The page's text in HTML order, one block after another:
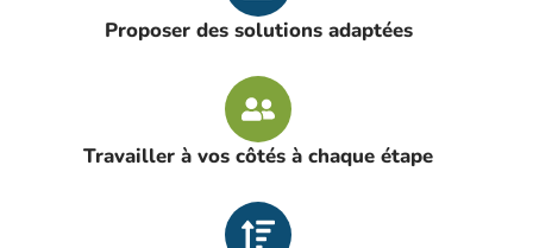
Proposer des solutions adaptées
Travailler à vos côtés à chaque étape